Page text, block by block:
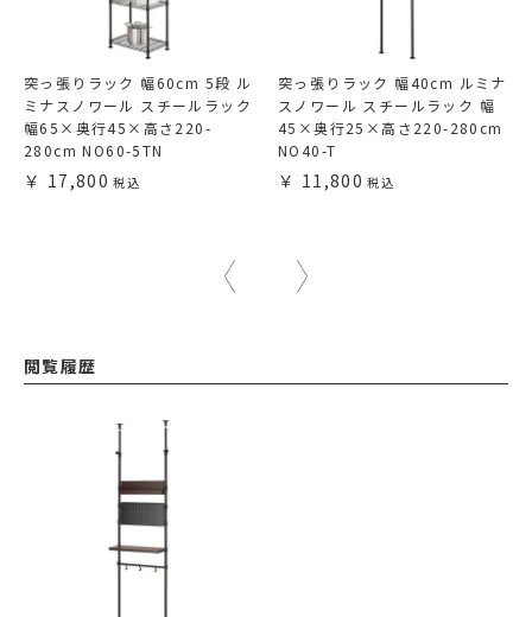
突っ張りラック 幅60cm 5段 ル
ミナスノワール スチールラック
幅65×奥行45×高さ220-
280cm NO60-5TN
17,800
突っ張りラック 幅40cm ルミナ
スノワール スチールラック 幅
45×奥行25×高さ220-280cm
NO40-T
11,800
閲覧履歴